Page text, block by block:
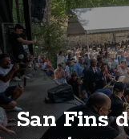
San Fins